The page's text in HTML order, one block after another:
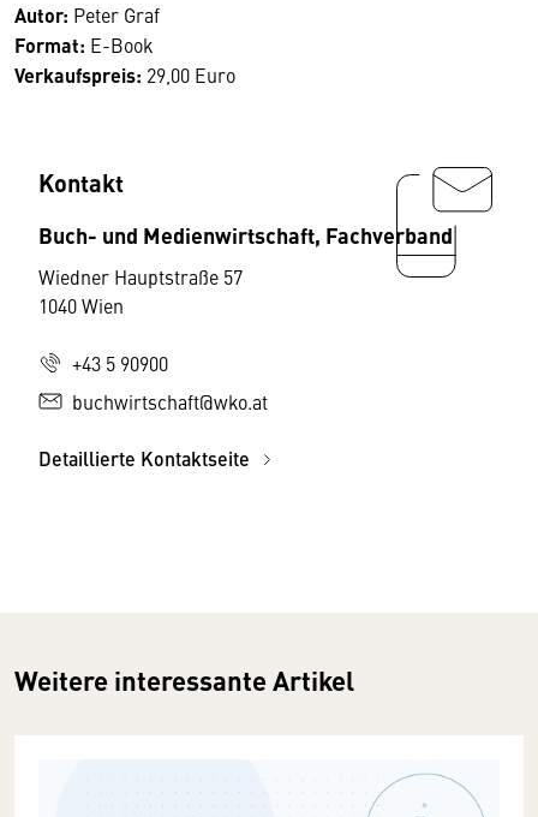
Autor: Peter Graf
Format: E-Book
Verkaufspreis: 29,00 Euro
Kontakt
Buch- und Medienwirtschaft, Fachverband
Wiedner Hauptstraße 57
1040 Wien
+43 5 90900
buchwirtschaft@wko.at
Detaillierte Kontaktseite
Weitere interessante Artikel